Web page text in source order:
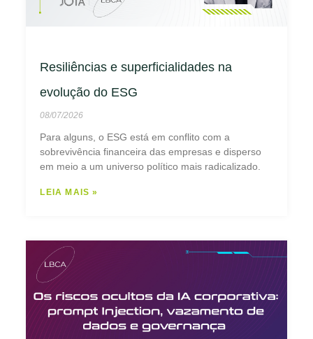
Resiliências e superficialidades na
evolução do ESG
08/07/2026
Para alguns, o ESG está em conflito com a
sobrevivência financeira das empresas e disperso
em meio a um universo político mais radicalizado.
LEIA MAIS »